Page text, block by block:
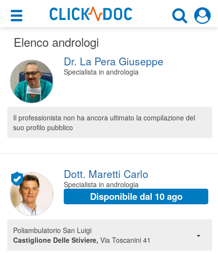
×
Motore di ricerca
×
Cerca uno specialista
Andrologo
Cosa possiamo offrirti
Per i pazienti
Prenota una visita
Ricerca specialisti
Consulti online
Per gli specialisti
Prenotazioni online
Planner e rubrica in cloud
Segreteria virtuale
Elenco andrologi
Dr. La Pera Giuseppe
Specialista in andrologia
Il professionista non ha ancora ultimato la compilazione del
suo profilo pubblico
Dott. Maretti Carlo
Specialista in andrologia
Disponibile dal 10 ago
Poliambulatorio San Luigi
Castiglione Delle Stiviere, Via Toscanini 41